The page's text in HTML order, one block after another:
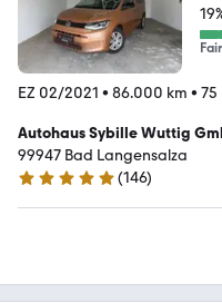
EZ 02/2021 • 86.000 km • 75
Autohaus Sybille Wuttig
99947 Bad Langensalza
4.9 Sterne
(146)